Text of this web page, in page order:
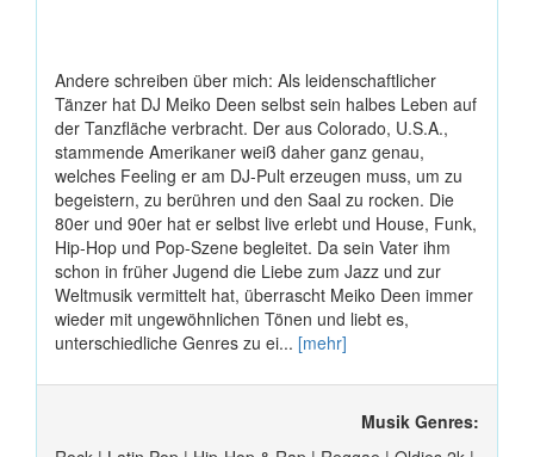
Andere schreiben über mich: Als leidenschaftlicher
Tänzer hat DJ Meiko Deen selbst sein halbes Leben auf
der Tanzfläche verbracht. Der aus Colorado, U.S.A.,
stammende Amerikaner weiß daher ganz genau,
welches Feeling er am DJ-Pult erzeugen muss, um zu
begeistern, zu berühren und den Saal zu rocken. Die
80er und 90er hat er selbst live erlebt und House, Funk,
Hip-Hop und Pop-Szene begleitet. Da sein Vater ihm
schon in früher Jugend die Liebe zum Jazz und zur
Weltmusik vermittelt hat, überrascht Meiko Deen immer
wieder mit ungewöhnlichen Tönen und liebt es,
unterschiedliche Genres zu ei... [mehr]
Musik Genres: